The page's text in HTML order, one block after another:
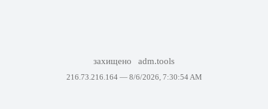
захищено adm.tools
216.73.216.164 — 8/6/2026, 7:30:54 AM